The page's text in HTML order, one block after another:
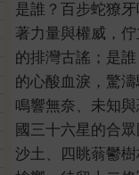
是誰？百步蛇獠
著力量與權威，
的排灣古謠；是
的心酸血淚，驚
鳴響無奈、未知
國三十六星的合
沙土、四眺蓊鬱